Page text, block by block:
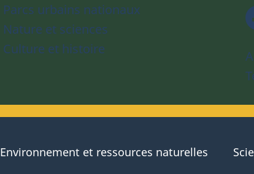
Parcs urbains nationaux
Nature et sciences
Culture et histoire
Environnement et ressources naturelles